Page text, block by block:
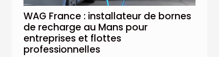
WAG France : installateur de bornes
de recharge au Mans pour
entreprises et flottes
professionnelles